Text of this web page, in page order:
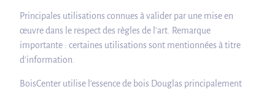
Principales utilisations connues à valider par une mise en
œuvre dans le respect des règles de l’art. Remarque
importante : certaines utilisations sont mentionnées à titre
d’information.
BoisCenter utilise l'essence de bois Douglas principalement